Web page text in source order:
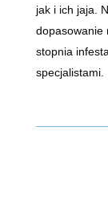
jak i ich jaja.
dopasowanie
stopnia
specjalistami.